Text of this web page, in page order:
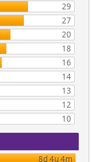
29
27
20
18
16
14
13
12
10
8d 4u 4m